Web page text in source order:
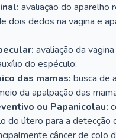
avaliação do aparelho
dois dedos na vagina e
avaliação da
do espéculo;
das mamas: busca de
da apalpação das
ou Papanicolau:
do útero para a detecção
câncer de colo